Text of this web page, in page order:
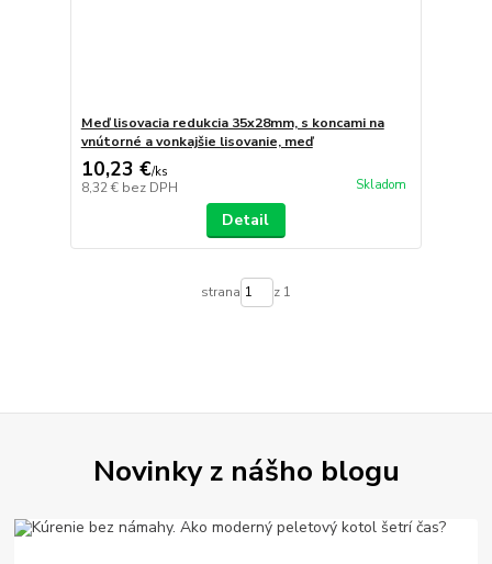
Meď lisovacia redukcia 35x28mm, s koncami na
vnútorné a vonkajšie lisovanie, meď
10,23 €/ks
8,32 € bez DPH Skladom
Detail
strana z 1
Novinky z nášho blogu